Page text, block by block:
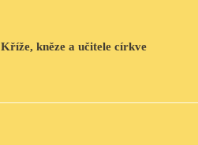
kněze a učitele církve